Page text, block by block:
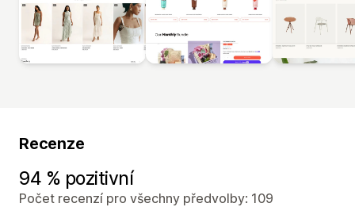
Recenze
94 % pozitivní
Počet recenzí pro všechny předvolby: 109